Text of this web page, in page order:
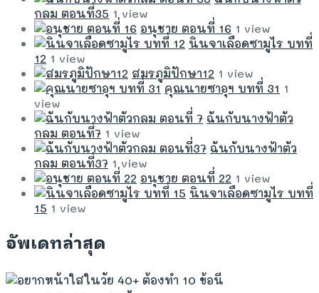
กลม ตอนที่35 1 view
อนุชาย ตอนที่ 16 1 view
นินจาเลือดซามูไร บทที่
12 1 view
สมรภูมิปักษา12 1 view
คุณนายซาอุฯ บทที่ 31 1
view
ฉันกับนางฟ้าตัว
กลม ตอนที่7 1 view
ฉันกับนางฟ้าตัว
กลม ตอนที่37 1 view
อนุชาย ตอนที่ 22 1 view
นินจาเลือดซามูไร บทที่
15 1 view
อัพเดทล่าสุด